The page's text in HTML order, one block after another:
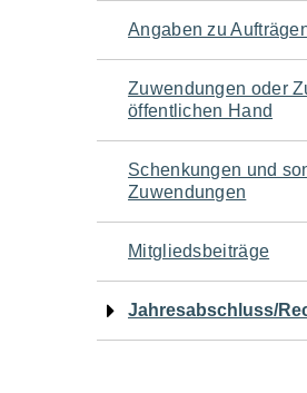
Angaben zu
Zuwendungen oder
öffentlichen Hand
Schenkungen und
Zuwendungen
Mitgliedsbeiträge
Jahresabschluss/